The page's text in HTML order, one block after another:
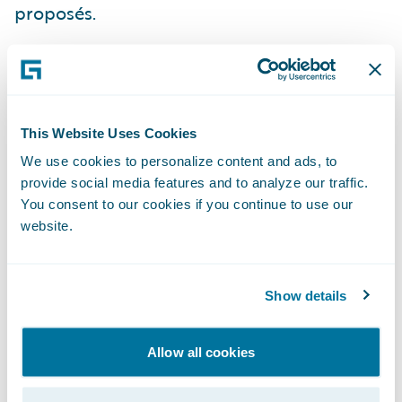
This Website Uses Cookies
We use cookies to personalize content and ads, to
provide social media features and to analyze our traffic.
You consent to our cookies if you continue to use our
website.
Show details
Allow all cookies
proposés.
De plus, tandis que les acteurs du secteur
l’automatisation pourrait transformer leur
activité, près de quatre clients sur dix se
disent à l’aise avec l’idée que leur assureur
fasse appel à l’IA pour les aider à souscrire
sans intervention humaine – tout en
émettant quelques réserves concernant la
confidentialité et le contrôle des données.